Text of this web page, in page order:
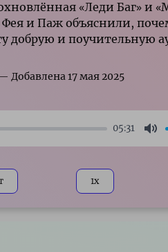
«Леди Баг» и
Фея и Паж объяснили,
добрую и поучительную
05:31
1x